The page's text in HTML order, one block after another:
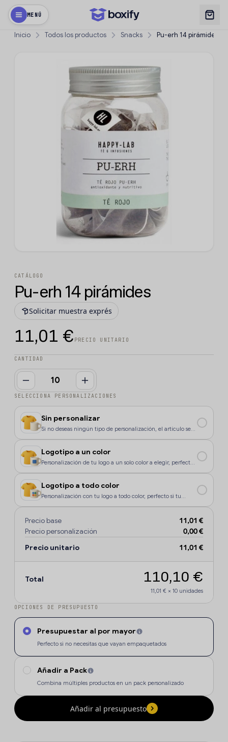
MENÚ
Inicio Todos los productos Snacks Pu-erh 14 pirámides
CATÁLOGO
Pu-erh 14 pirámides
Solicitar muestra exprés
11,01 € PRECIO UNITARIO
CANTIDAD
SELECCIONA PERSONALIZACIONES
Sin personalizar
Si no deseas ningún tipo de personalización, el artículo se
Logotipo a un color
Personalización de tu logo a un solo color a elegir, perfecto
Logotipo a todo color
Personalización con tu logo a todo color, perfecto si tu
Precio base
11,01 €
Precio personalización
0,00 €
Precio unitario
11,01 €
Total 110,10 €
11,01 € × 10 unidades
OPCIONES DE PRESUPUESTO
Presupuestar al por mayor
Perfecto si no necesitas que vayan empaquetados
Añadir a Pack
Combina múltiples productos en un pack personalizado
Añadir al presupuesto